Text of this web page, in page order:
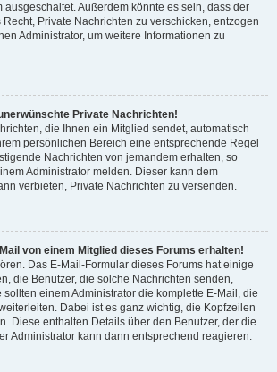
ausgeschaltet. Außerdem könnte es sein, dass der
Private Nachrichten zu verschicken, entzogen
Administrator, um weitere Informationen zu
Private Nachrichten!
die Ihnen ein Mitglied sendet, automatisch
persönlichen Bereich eine entsprechende Regel
Nachrichten von jemandem erhalten, so
Administrator melden. Dieser kann dem
verbieten, Private Nachrichten zu versenden.
von einem Mitglied dieses Forums erhalten!
Das E-Mail-Formular dieses Forums hat einige
die Benutzer, die solche Nachrichten senden,
einem Administrator die komplette E-Mail, die
Dabei ist es ganz wichtig, die Kopfzeilen
Diese enthalten Details über den Benutzer, der die
Administrator kann dann entsprechend reagieren.